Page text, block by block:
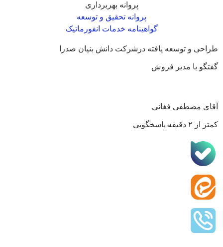
پروانه بهربرداری
پروانه تحقیق و توسعه
گواهینامه خدمات انفورماتیک
طراحی و توسعه یافته درشرکت دانش بنیان صدرا
گفتگو با مدیر فروش
آقای مصطفی فغانی
کمتر از ۲ دقیقه پاسخگویی